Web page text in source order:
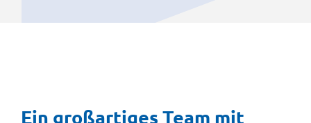
Ein großartiges Team mit